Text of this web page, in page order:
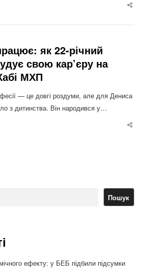
як 22-річний
свою кар’єру на
МХП
— це довгі роздуми, але для Дениса
з дитинства. Він народився у…
Пошук
ефекту: у БЕБ підбили підсумки